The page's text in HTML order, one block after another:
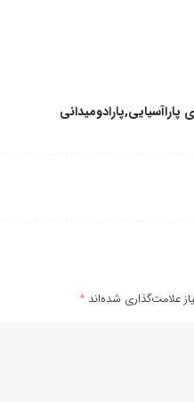
پاراآسیایی پارادومیدانی
علامت‌گذاری شده‌اند *